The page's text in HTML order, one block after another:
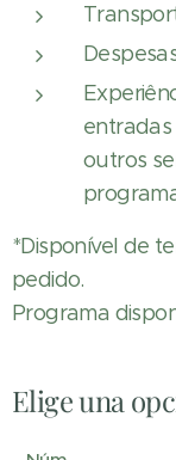
outros
*Disponível de
pedido.
Programa
Elige una